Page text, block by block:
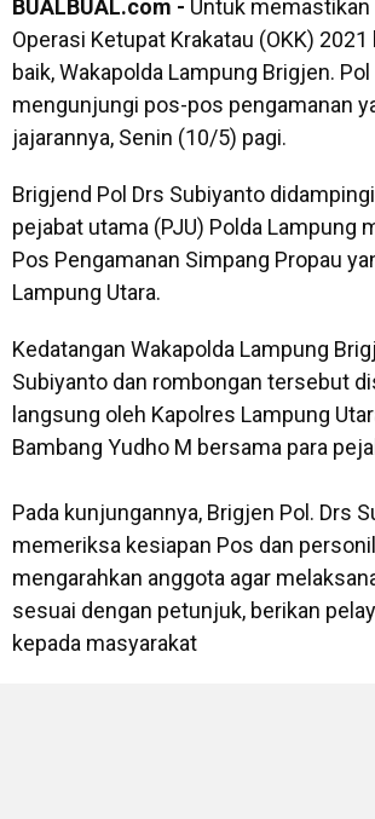
BUALBUAL.com - Untuk memastikan
Operasi Ketupat Krakatau (OKK)
baik, Wakapolda Lampung Brigjen.
mengunjungi pos-pos pengamanan
jajarannya, Senin (10/5) pagi.
Brigjend Pol Drs Subiyanto
pejabat utama (PJU) Polda Lampung
Pos Pengamanan Simpang Propau
Lampung Utara.
Kedatangan Wakapolda Lampung
Subiyanto dan rombongan tersebut
langsung oleh Kapolres Lampung
Bambang Yudho M bersama para
Pada kunjungannya, Brigjen Pol. Drs
memeriksa kesiapan Pos dan
mengarahkan anggota agar
sesuai dengan petunjuk, berikan
kepada masyarakat